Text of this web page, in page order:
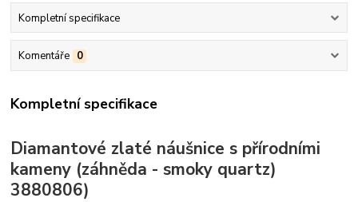
Kompletní specifikace
Komentáře 0
Kompletní specifikace
Diamantové zlaté náušnice s přírodními
kameny (záhněda - smoky quartz)
3880806)